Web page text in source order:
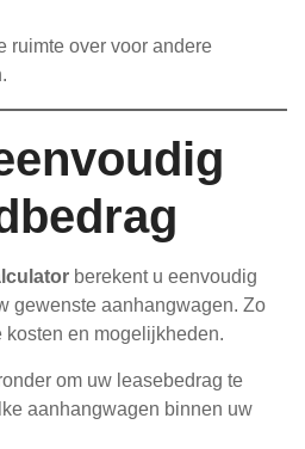
ruimte over voor andere
berekent u eenvoudig
gewenste aanhangwagen. Zo
kosten en mogelijkheden.
om uw leasebedrag te
aanhangwagen binnen uw